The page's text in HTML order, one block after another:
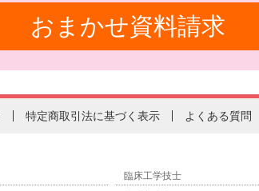
おまかせ資料請求
特定商取引法に基づく表示 よくある質問
臨床工学技士